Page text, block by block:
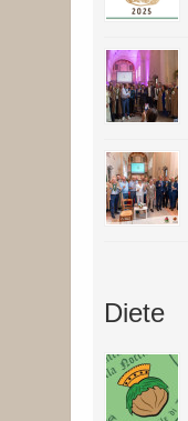
Diete